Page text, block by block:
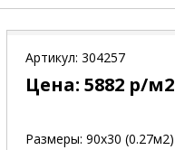
Артикул: 304257
Цена: 5882 р/м2
Размеры: 90х30 (0.27м2)